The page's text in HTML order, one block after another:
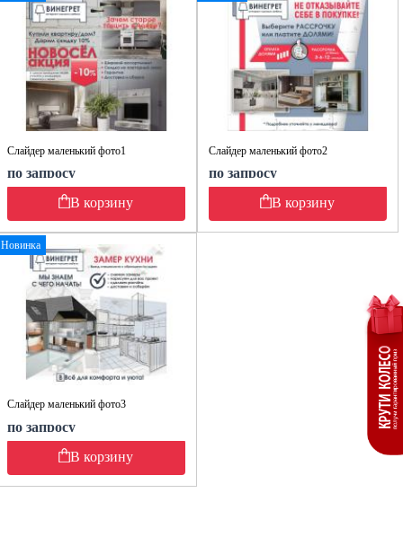
Слайдер маленький фото1
по запросу
В корзину
Слайдер маленький фото2
по запросу
В корзину
Новинка
Слайдер маленький фото3
по запросу
В корзину